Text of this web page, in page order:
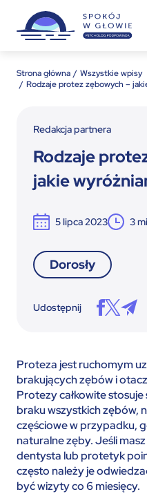
Strona główna
Wszystkie wpisy
Rodzaje protez zębowych –
Redakcja partnera
Rodzaje
jakie
5 lipca 2023 3
Dorosły
Udostępnij
Proteza jest ruchomym
brakujących zębów i
Protezy całkowite
braku wszystkich zębów,
częściowe w przypadku,
naturalne zęby. Jeśli
dentysta lub protetyk
często należy je
być wizyty co 6 miesięcy.